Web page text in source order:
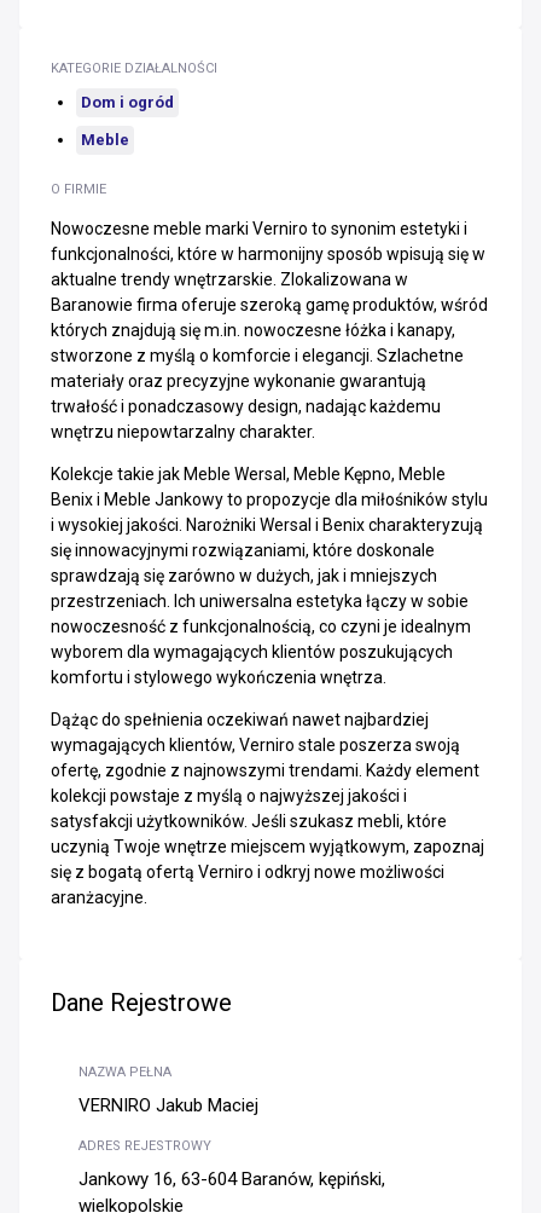
O FIRMIE
Nowoczesne meble marki Verniro to synonim estetyki i
funkcjonalności, które w harmonijny sposób wpisują się w
aktualne trendy wnętrzarskie. Zlokalizowana w
Baranowie firma oferuje szeroką gamę produktów, wśród
których znajdują się m.in. nowoczesne łóżka i kanapy,
stworzone z myślą o komforcie i elegancji. Szlachetne
materiały oraz precyzyjne wykonanie gwarantują
trwałość i ponadczasowy design, nadając każdemu
wnętrzu niepowtarzalny charakter.
Kolekcje takie jak Meble Wersal, Meble Kępno, Meble
Benix i Meble Jankowy to propozycje dla miłośników stylu
i wysokiej jakości. Narożniki Wersal i Benix charakteryzują
się innowacyjnymi rozwiązaniami, które doskonale
sprawdzają się zarówno w dużych, jak i mniejszych
przestrzeniach. Ich uniwersalna estetyka łączy w sobie
nowoczesność z funkcjonalnością, co czyni je idealnym
wyborem dla wymagających klientów poszukujących
komfortu i stylowego wykończenia wnętrza.
Dążąc do spełnienia oczekiwań nawet najbardziej
wymagających klientów, Verniro stale poszerza swoją
ofertę, zgodnie z najnowszymi trendami. Każdy element
kolekcji powstaje z myślą o najwyższej jakości i
satysfakcji użytkowników. Jeśli szukasz mebli, które
uczynią Twoje wnętrze miejscem wyjątkowym, zapoznaj
się z bogatą ofertą Verniro i odkryj nowe możliwości
aranżacyjne.
KATEGORIE DZIAŁALNOŚCI
Dom i ogród
Meble
Dane Rejestrowe
NAZWA PEŁNA
VERNIRO Jakub Maciej
ADRES REJESTROWY
Jankowy 16, 63-604 Baranów, kępiński,
wielkopolskie